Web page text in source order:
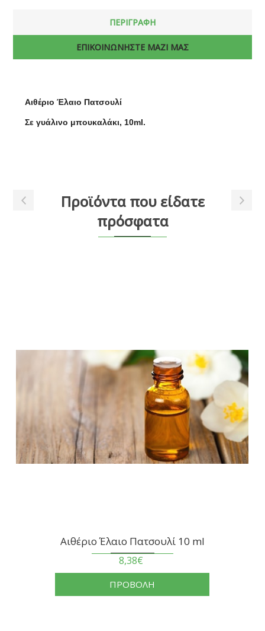
ΠΕΡΙΓΡΑΦΗ
ΕΠΙΚΟΙΝΩΝΗΣΤΕ ΜΑΖΙ ΜΑΣ
Αιθέριο Έλαιο Πατσουλί
Σε γυάλινο μπουκαλάκι, 10ml.
Προϊόντα που είδατε
πρόσφατα
Αιθέριο Έλαιο Πατσουλί 10 ml
8,38€
ΠΡΟΒΟΛΗ